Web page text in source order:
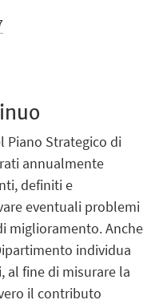
Piano Strategico di
annualmente
definiti e
eventuali problemi
miglioramento. Anche
individua
al fine di misurare la
il contributo